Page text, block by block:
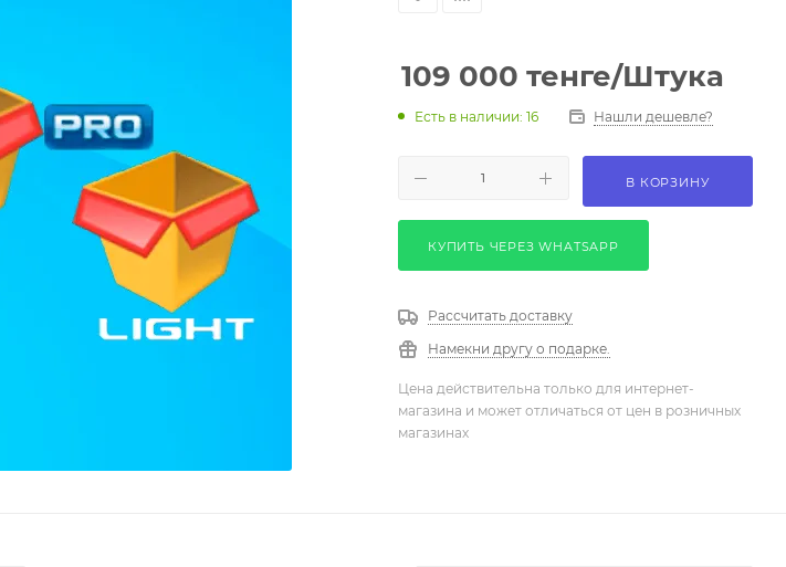
109 000 тенге/Штука
Есть в наличии: 16 Нашли дешевле?
В КОРЗИНУ
КУПИТЬ ЧЕРЕЗ WHATSAPP
Рассчитать доставку
Намекни другу о подарке.
Цена действительна только для интернет-
магазина и может отличаться от цен в розничных
магазинах